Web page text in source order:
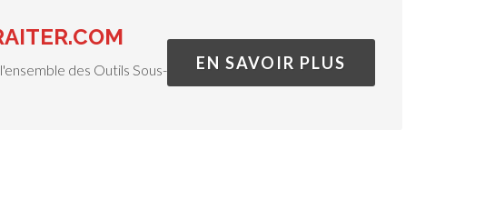
des Outils Sous-
EN SAVOIR PLUS